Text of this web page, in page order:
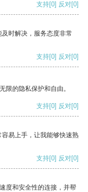
支持[0] 反对[0]
时解决，服务态度非常
支持[0] 反对[0]
限的隐私保护和自由。
支持[0] 反对[0]
易上手，让我能够快速熟
支持[0] 反对[0]
度和安全性的连接，并帮